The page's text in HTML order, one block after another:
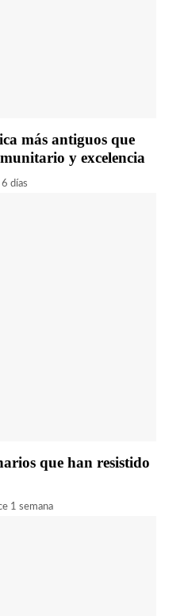
más antiguos que
y excelencia
6 días
que han resistido
1 semana